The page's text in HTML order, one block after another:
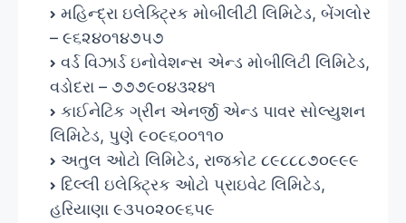
મહિન્દ્રા ઇલેક્ટ્રિક મોબીલીટી લિમિટેડ, બેંગલોર
– ૯૬૨૪૦૧૪૭૫૭
વર્ડ વિઝાર્ડ ઇનોવેશન્સ એન્ડ મોબીલિટી લિમિટેડ,
વડોદરા – ૭૭૭૯૦૪૩૨૪૧
કાઈનેટિક ગ્રીન એનર્જી એન્ડ પાવર સોલ્યુશન
લિમિટેડ, પુણે ૯૦૯૬૦૦૧૧૦
અતુલ ઓટો લિમિટેડ, રાજકોટ ૮૯૮૮૮૭૦૯૯૯
દિલ્લી ઇલેક્ટ્રિક ઓટો પ્રાઇવેટ લિમિટેડ,
હરિયાણા ૯૩૫૦૨૦૯૬૫૯